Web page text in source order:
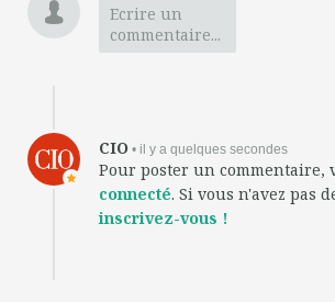
Ecrire un
commentaire...
CIO • il y a quelques secondes
Pour poster un commentaire,
connecté. Si vous n'avez pas
inscrivez-vous !